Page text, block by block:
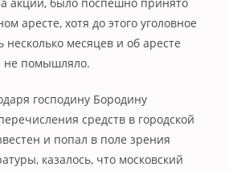
аресте, хотя до этого уголовное
несколько месяцев и об аресте
не помышляло.
господину Бородину
средств в городской
и попал в поле зрения
казалось, что московский